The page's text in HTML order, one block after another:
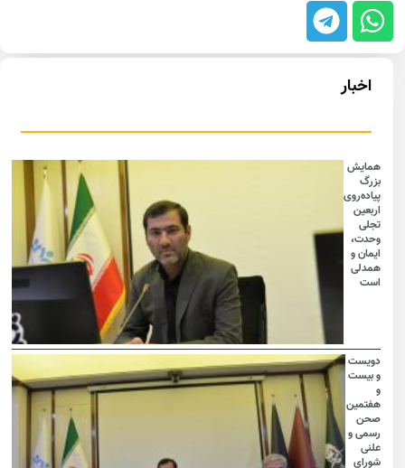
اخبار
همایش
بزرگ
پیاده‌روی
اربعین
تجلی
وحدت،
ایمان و
همدلی
است
دویست
و بیست
هفتمین
صحن
رسمی و
علنی
شورای